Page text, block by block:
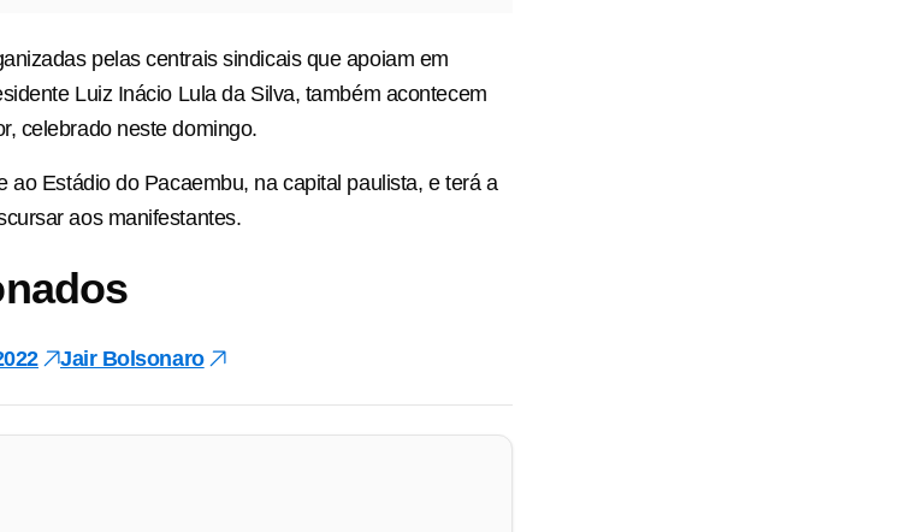
pelas centrais sindicais que apoiam em
Luiz Inácio Lula da Silva, também acontecem
celebrado neste domingo.
ao Estádio do Pacaembu, na capital paulista, e terá a
aos manifestantes.
Jair Bolsonaro